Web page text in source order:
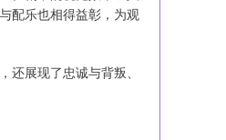
配乐也相得益彰，为观
展现了忠诚与背叛、